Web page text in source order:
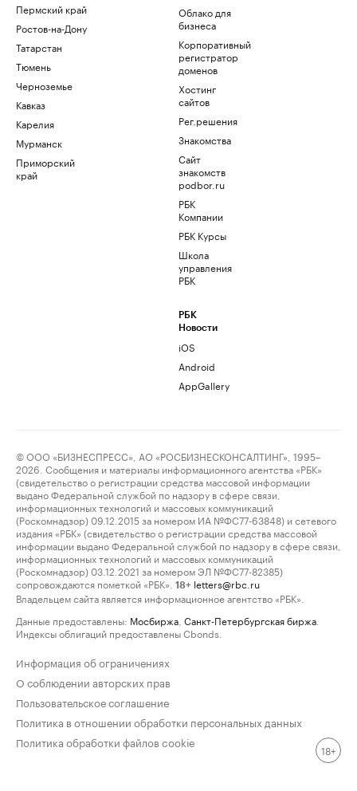
Пермский край
Ростов-на-Дону
Татарстан
Тюмень
Черноземье
Кавказ
Карелия
Мурманск
Приморский
край
Облако для
бизнеса
Корпоративный
регистратор
доменов
Хостинг
сайтов
Рег.решения
Знакомства
Сайт
знакомств
podbor.ru
РБК
Компании
РБК Курсы
Школа
управления
РБК
РБК
Новости
iOS
Android
AppGallery
© ООО «БИЗНЕСПРЕСС», АО «РОСБИЗНЕСКОНСАЛТИНГ», 1995–
2026. Сообщения и материалы информационного агентства «РБК»
(свидетельство о регистрации средства массовой информации
выдано Федеральной службой по надзору в сфере связи,
информационных технологий и массовых коммуникаций
(Роскомнадзор) 09.12.2015 за номером ИА №ФС77-63848) и сетевого
издания «РБК» (свидетельство о регистрации средства массовой
информации выдано Федеральной службой по надзору в сфере связи,
информационных технологий и массовых коммуникаций
(Роскомнадзор) 03.12.2021 за номером ЭЛ №ФС77-82385)
сопровождаются пометкой «РБК».
18+ letters@rbc.ru
Владельцем сайта является информационное агентство «РБК».
Данные предоставлены: Мосбиржа Санкт-Петербургская биржа
Индексы облигаций предоставлены Cbonds.
Информация об ограничениях
О соблюдении авторских прав
Пользовательское соглашение
Политика в отношении обработки персональных данных
Политика обработки файлов cookie
18+